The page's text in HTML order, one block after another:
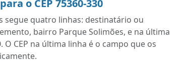
o CEP 75360-330
segue quatro linhas: destinatário ou
bairro Parque Solimões, e na última
O CEP na última linha é o campo que os